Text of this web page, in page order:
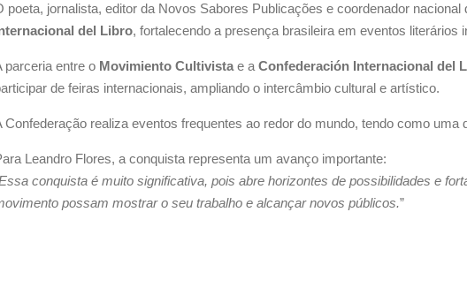
poeta, jornalista, editor da Novos Sabores Publicações e coordenador
del Libro, fortalecendo a presença brasileira em eventos literários
parceria entre o Movimiento Cultivista e a Confederación Internacional del
de feiras internacionais, ampliando o intercâmbio cultural e artístico.
Confederação realiza eventos frequentes ao redor do mundo, tendo como
Leandro Flores, a conquista representa um avanço importante:
conquista é muito significativa, pois abre horizontes de possibilidades e
possam mostrar o seu trabalho e alcançar novos públicos.”